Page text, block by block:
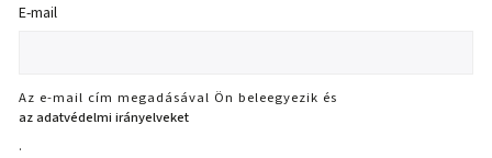
E-mail
Az e-mail cím megadásával Ön beleegyezik és
az adatvédelmi irányelveket
.